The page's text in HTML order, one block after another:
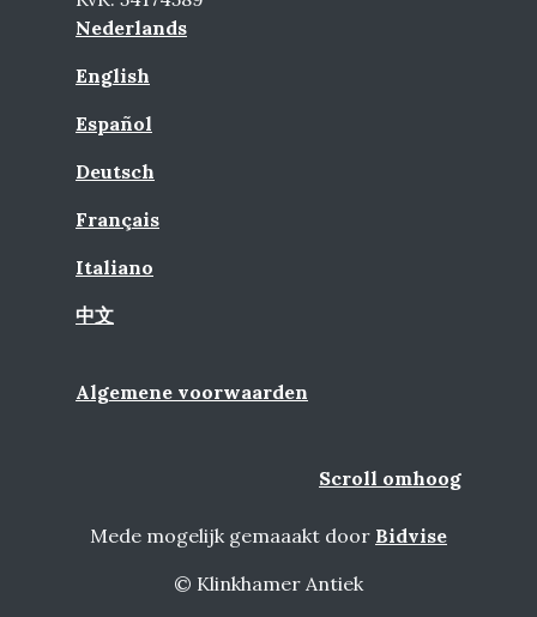
Nederlands
English
Español
Deutsch
Français
Italiano
中文
Algemene voorwaarden
Scroll omhoog
Mede mogelijk gemaaakt door Bidvise
© Klinkhamer Antiek